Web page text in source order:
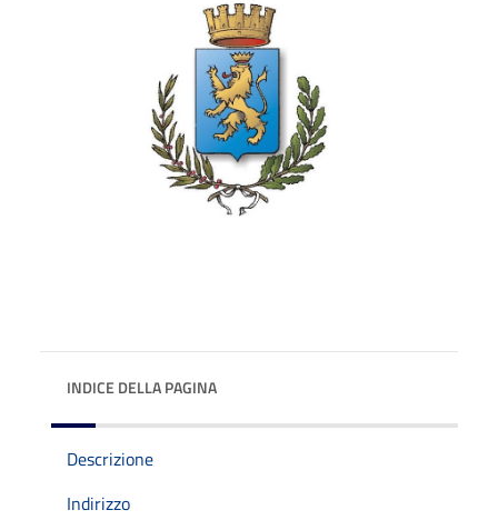
INDICE DELLA PAGINA
Descrizione
Indirizzo